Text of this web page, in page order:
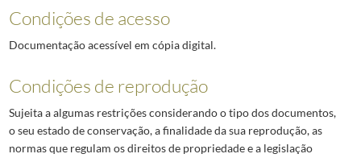
Condições de acesso
Documentação acessível em cópia digital.
Condições de reprodução
Sujeita a algumas restrições considerando o tipo dos documentos,
o seu estado de conservação, a finalidade da sua reprodução, as
normas que regulam os direitos de propriedade e a legislação